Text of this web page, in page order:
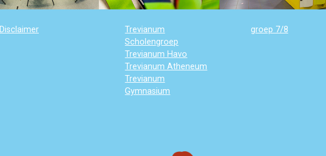
Disclaimer
Trevianum
Scholengroep
Trevianum Havo
Trevianum Atheneum
Trevianum
Gymnasium
groep 7/8